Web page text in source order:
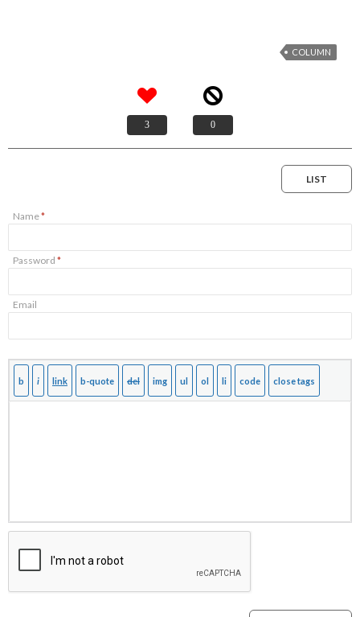
COLUMN
3 0
LIST
Name*
Password *
Email